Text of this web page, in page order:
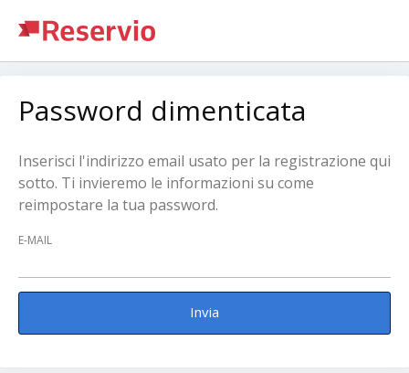
Password dimenticata
Inserisci l'indirizzo email usato per la registrazione qui
sotto. Ti invieremo le informazioni su come
reimpostare la tua password.
E-MAIL
Invia